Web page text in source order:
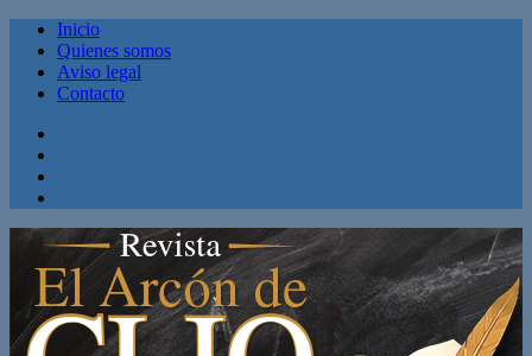
Inicio
Quienes somos
Aviso legal
Contacto